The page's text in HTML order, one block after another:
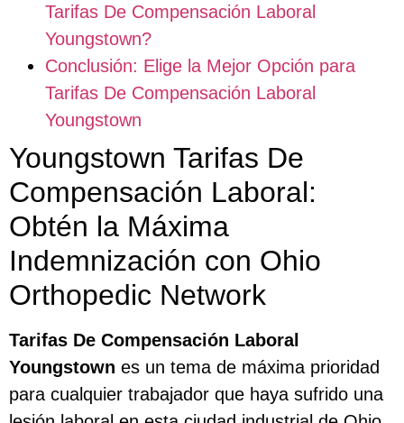
Tarifas De Compensación Laboral
Youngstown?
Conclusión: Elige la Mejor Opción para
Tarifas De Compensación Laboral
Youngstown
Youngstown Tarifas De
Compensación Laboral:
Obtén la Máxima
Indemnización con Ohio
Orthopedic Network
Tarifas De Compensación Laboral
Youngstown es un tema de máxima prioridad
para cualquier trabajador que haya sufrido una